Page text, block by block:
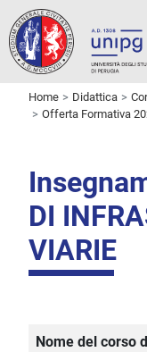
Home Didattica
Offerta Formativa
DI
VIARIE
Nome del corso